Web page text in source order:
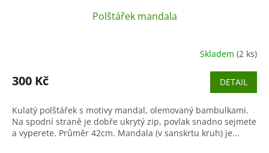
Polštářek mandala
Skladem (2 ks)
300 Kč DETAIL
Kulatý polštářek s motivy mandal, olemovaný bambulkami.
Na spodní straně je dobře ukrytý zip, povlak snadno sejmete
a vyperete. Průměr 42cm. Mandala (v sanskrtu kruh) je...